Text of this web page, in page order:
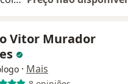
Vitor Murador
· Mais